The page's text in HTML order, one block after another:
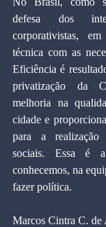
defesa dos
corporativistas,
técnica com as
Eficiência é
privatização da
melhoria na
cidade e
para a realização
sociais. Essa é
conhecemos, na
fazer política.
Marcos Cintra C. de